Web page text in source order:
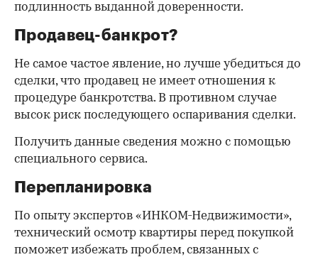
подлинность выданной доверенности.
Продавец-банкрот?
Не самое частое явление, но лучше убедиться до
сделки, что продавец не имеет отношения к
процедуре банкротства. В противном случае
высок риск последующего оспаривания сделки.
Получить данные сведения можно с помощью
специального сервиса.
Перепланировка
По опыту экспертов «ИНКОМ-Недвижимости»,
технический осмотр квартиры перед покупкой
поможет избежать проблем, связанных с